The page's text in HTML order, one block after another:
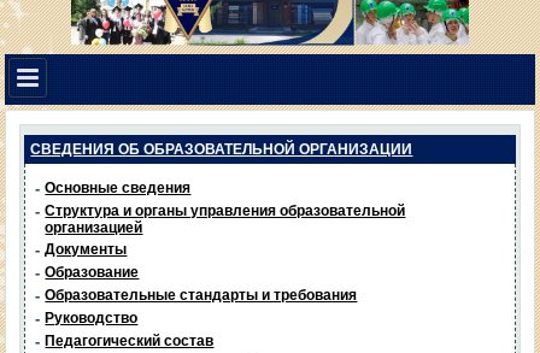
СВЕДЕНИЯ ОБ ОБРАЗОВАТЕЛЬНОЙ ОРГАНИЗАЦИИ
- Основные сведения
- Структура и органы управления образовательной
организацией
- Документы
- Образование
- Образовательные стандарты и требования
- Руководство
- Педагогический состав